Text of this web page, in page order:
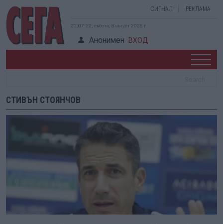
СИГНАЛ РЕКЛАМА
20:07:22, събота, 8 август 2026 г.
Анонимен ВХОД
СТИВЪН СТОЯНЧОВ